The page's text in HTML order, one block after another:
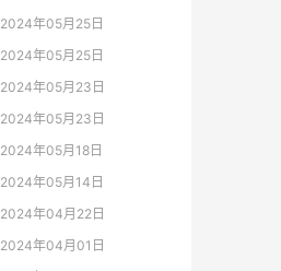
2024年05月25日
2024年05月25日
2024年05月23日
2024年05月23日
2024年05月18日
2024年05月14日
2024年04月22日
2024年04月01日